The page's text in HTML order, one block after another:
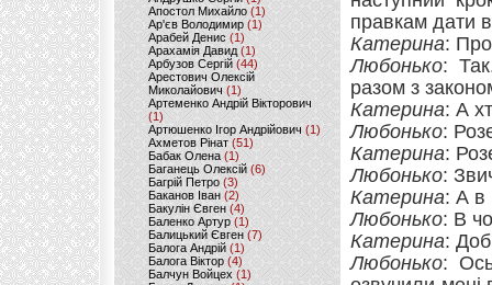
Апостол Михайло(1)
Ар'єв Володимир (1)
Арабей Денис(1)
Арахамія Давид (1)
Арбузов Сергій (44)
Арестович Олексій
Миколайович(1)
Артеменко Андрій Вікторович
(1)
Артюшенко Ігор Андрійович(1)
Ахметов Рінат(51)
Бабак Олена(1)
Баганець Олексій(6)
Багрій Петро (3)
Баканов Іван(2)
Бакулін Євген (4)
Баленко Артур(1)
Балицький Євген(7)
Балога Андрій (1)
Балога Віктор (4)
Балчун Войцех (1)
правкам дати
Катерина:
Любонько:
разом з
Катерина: А
Любонько:
Катерина:
Любонько:
Катерина: А в
Любонько: В
Катерина:
Любонько: